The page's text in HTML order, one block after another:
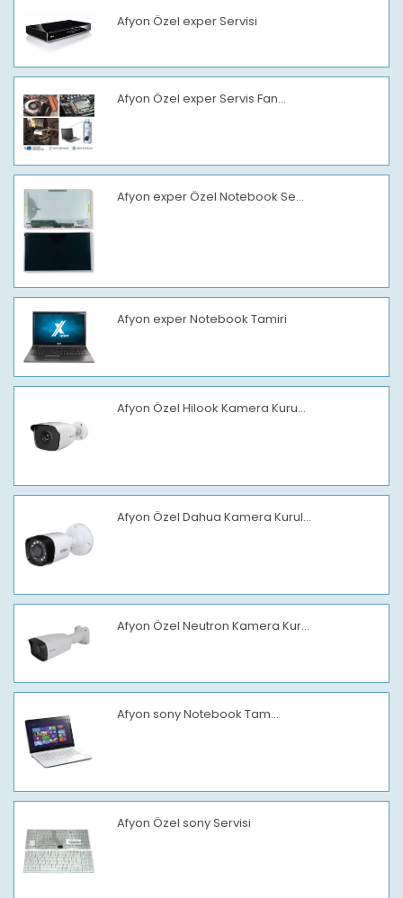
Afyon Özel exper Servisi
Afyon Özel exper Servis Fan...
Afyon exper Özel Notebook Se...
Afyon exper Notebook Tamiri
Afyon Özel Hilook Kamera Kuru...
Afyon Özel Dahua Kamera Kurul...
Afyon Özel Neutron Kamera Kur...
Afyon sony Notebook Tam...
Afyon Özel sony Servisi